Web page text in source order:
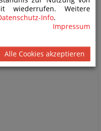
wiederrufen. Weitere
Info.
Impressum
Alle Cookies akzeptieren